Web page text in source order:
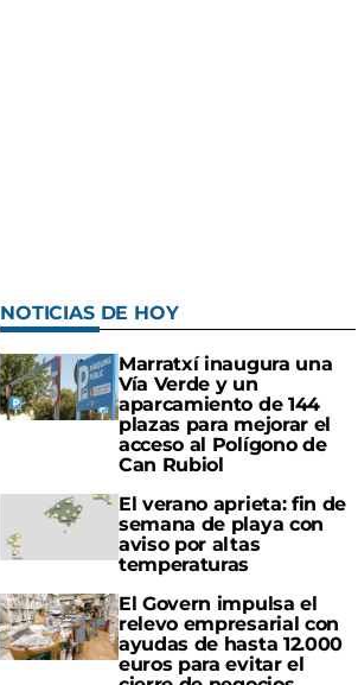
NOTICIAS DE HOY
Marratxí inaugura una
Vía Verde y un
aparcamiento de 144
plazas para mejorar el
acceso al Polígono de
Can Rubiol
El verano aprieta: fin de
semana de playa con
aviso por altas
temperaturas
El Govern impulsa el
relevo empresarial con
ayudas de hasta 12.000
euros para evitar el